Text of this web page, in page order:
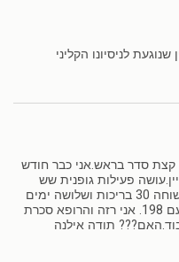
לניסיונו הקליני
קצת סדר בראש.אני כבר חודש
פעילות גופנית שש
פעמים בשבוע שלושה ימים שוחה 30 בריכות ושלושה ימים
צועדת 40 דקות.ועדיין קמה עם 198. אני רזה והרופא סכרת
תודה אילנה